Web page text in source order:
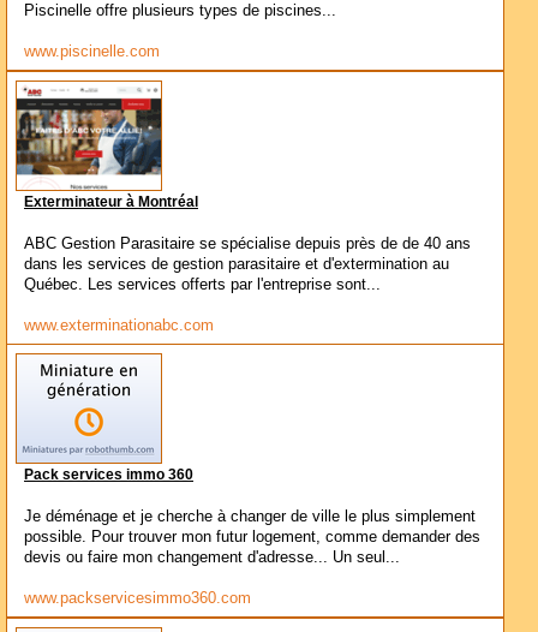
Piscinelle offre plusieurs types de piscines...
www.piscinelle.com
Exterminateur à Montréal
ABC Gestion Parasitaire se spécialise depuis près de de 40 ans
dans les services de gestion parasitaire et d'extermination au
Québec. Les services offerts par l'entreprise sont...
www.exterminationabc.com
Pack services immo 360
Je déménage et je cherche à changer de ville le plus simplement
possible. Pour trouver mon futur logement, comme demander des
devis ou faire mon changement d'adresse... Un seul...
www.packservicesimmo360.com